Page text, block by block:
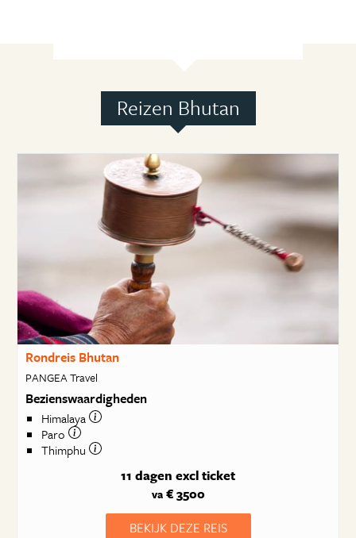
Reizen Bhutan
Rondreis Bhutan
PANGEA Travel
Bezienswaardigheden
Himalaya
Paro
Thimphu
11 dagen excl ticket
va€ 3500
BEKIJK DEZE REIS